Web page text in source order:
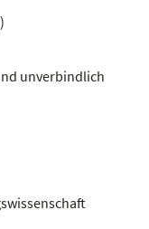
unverbindlich